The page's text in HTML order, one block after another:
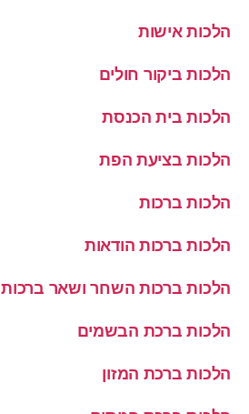
הלכות אישות
הלכות ביקור חולים
הלכות בית הכנסת
הלכות בציעת הפת
הלכות ברכות
הלכות ברכות הודאות
הלכות ברכות השחר ושאר ברכות
הלכות ברכת הבשמים
הלכות ברכת המזון